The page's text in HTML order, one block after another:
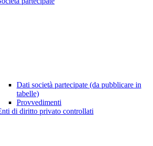
Dati società partecipate (da pubblicare in
tabelle)
Provvedimenti
di diritto privato controllati